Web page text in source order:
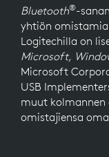
Bluetooth®-
yhtiön
Logitechilla on
Microsoft,
Microsoft
USB
muut
omistajiensa